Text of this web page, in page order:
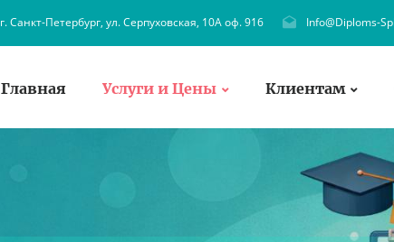
г. Санкт-Петербург, ул. Серпуховская, 10А оф. 916 Info@Diploms-
Главная Услуги и Цены Клиентам